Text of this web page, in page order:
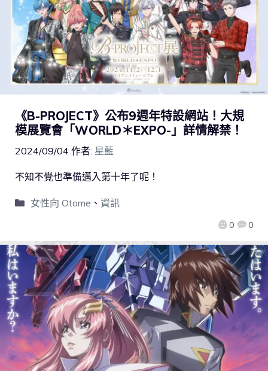
《B-PROJECT》公布9週年特設網站！大規
模展覽會「WORLD＊EXPO-」詳情解禁！
2024/09/04 作者: 星藍
0 0
不知不覺也準備邁入第十年了呢！
女性向 Otome 、 資訊